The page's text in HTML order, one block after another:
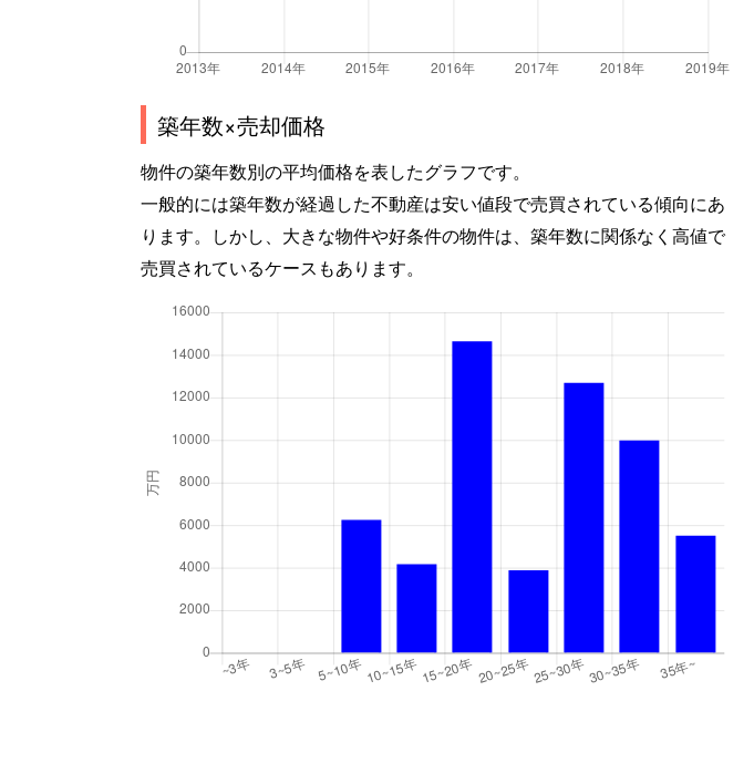
築年数×売却価格
物件の築年数別の平均価格を表したグラフです。
一般的には築年数が経過した不動産は安い値段で売買されている傾向にあ
ります。しかし、大きな物件や好条件の物件は、築年数に関係なく高値で
売買されているケースもあります。